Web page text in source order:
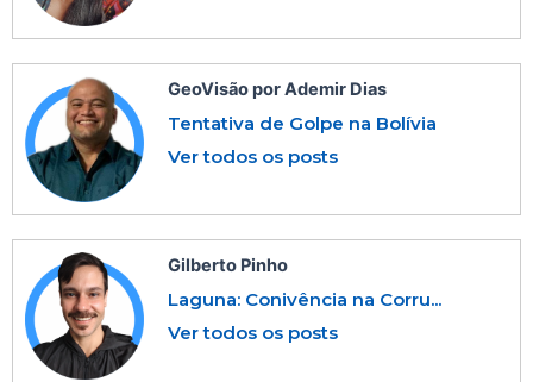
GeoVisão por Ademir Dias
Tentativa de Golpe na Bolívia
Ver todos os posts
Gilberto Pinho
Laguna: Conivência na Corru...
Ver todos os posts